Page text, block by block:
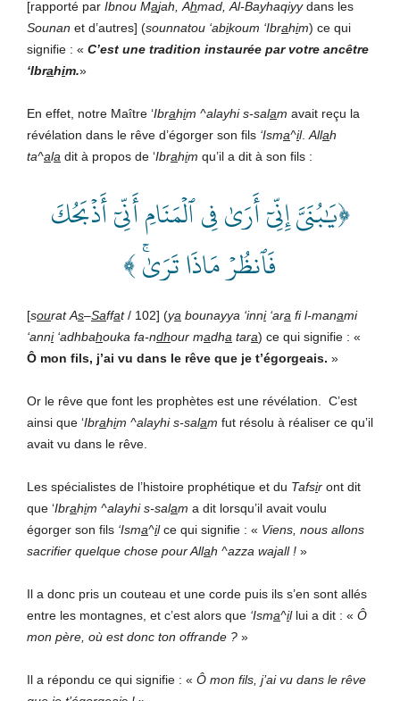
[rapporté par Ibnou Majah, Ahmad, Al-Bayhaqiyydans les
Sounan et d’autres] (sounnatou ‘abikoum ‘Ibrahim) ce qui
signifie : « C’est une tradition instaurée parvotre ancêtre
‘Ibrahim.»
En effet, notre Maître ‘Ibrahim ^alayhis-salam avait reçu la
révélation dans le rêve d’égorger son fils ‘Isma^il.Allah
ta^ala dit à propos de ‘Ibrahim qu’il a dit à son fils :
﴿يَٰبُنَيَّ إِنِّيٓ أَرَىٰ فِي ٱلۡمَنَامِ أَنِّيٓ أَذۡبَحُكَ
فَٱنظُرۡ مَاذَا تَرَىٰۚ ﴾
[sourat As–Saffat/ 102] (ya bounayya ‘inni ‘ara fi l-manami
‘anni ‘adhbahouka fa-ndhour madha tara) ce qui signifie : «
Ô mon fils, j’ai vu dans le rêve que je t’égorgeais. »
Or le rêve que font les prophètes est une révélation. C’est
ainsi que ‘Ibrahim ^alayhis-salam fut résolu à réaliser ce qu’il
avait vu dans le rêve.
Les spécialistes de l’histoire prophétique et du Tafsir ont dit
que ‘Ibrahim ^alayhis-salam a dit lorsqu’il avait voulu
égorger son fils ‘Isma^ilce qui signifie : « Viens, nous allons
sacrifier quelque chose pourAllah ^azza wajall! »
Il a donc pris un couteau et une corde puis ils s’en sont allés
entre les montagnes, et c’est alors que ‘Isma^illui a dit : « Ô
mon père, où estdonc ton offrande ? »
Il a répondu ce qui signifie : « Ô mon fils, j’aivu dans le rêve